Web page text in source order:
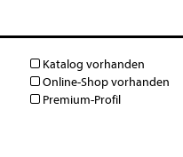
Katalog vorhanden
Online-Shop vorhanden
Premium-Profil